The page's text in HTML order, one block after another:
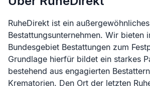
RuheDirekt ist ein außergewöhnliches
Bestattungsunternehmen. Wir bieten
Bundesgebiet Bestattungen zum
Grundlage hierfür bildet ein starkes
bestehend aus engagierten
Krematorien. Den Ort der letzten